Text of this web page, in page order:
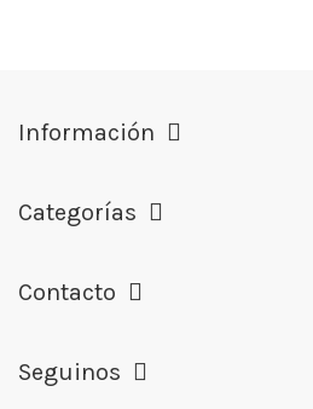
Información
Categorías
Contacto
Seguinos